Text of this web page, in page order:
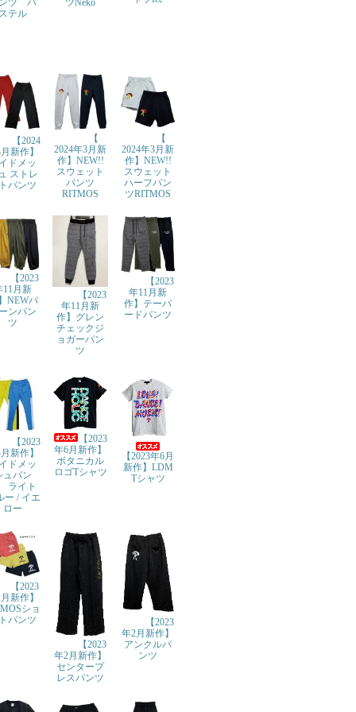
ツ パ
テル
【2024
新作】
ドメッ
ストレ
パンツ
【
2024年3月新
作】NEW!!
スウェット
パンツ
RITMOS
【
2024年3月新
作】NEW!!
スウェット
ハーフパン
ツRITMOS
【2023
11月新
NEWバ
ンパン
ツ
【2023
年11月新
作】グレン
チェックジ
ョガーパン
ツ
【2023
年11月新
作】テーパ
ードパンツ
【2023
新作】
ドメッ
ュパン
ライト
ー / イエ
ロー
【2023
年6月新作】
ボタニカル
ロゴTシャツ
【2023年6月
新作】LDM
Tシャツ
【2023
新作】
ショ
パンツ
【2023
年2月新作】
センタープ
レスパンツ
【2023
年2月新作】
アンクルパ
ンツ